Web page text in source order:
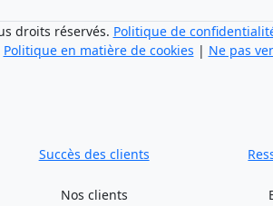
droits réservés. Politique de
Politique en matière de cookies | Ne pas
Succès des clients
Nos clients